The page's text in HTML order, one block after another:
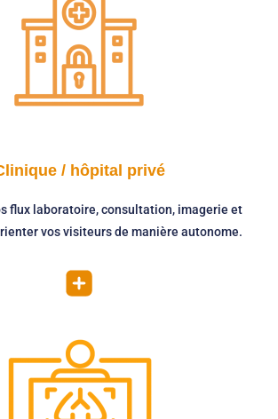
/ hôpital privé
flux laboratoire, consultation, imagerie et
vos visiteurs de manière autonome.